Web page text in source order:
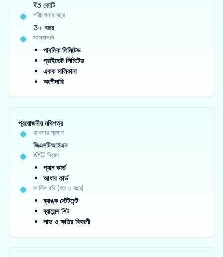
₹3 কোটি
পরিচালনার বছর
3+ বছর
সংস্থাগুলি
পাবলিক লিমিটেড
প্রাইভেট লিমিটেড
একক মালিকানা
অংশীদারি
প্রয়োজনীয় নথিপত্র
ব্যবসার প্রমাণ
জিএসটিআইএন
KYC বিবরণ
প্যান কার্ড
আধার কার্ড
আর্থিক নথি (গত ৩ বছর)
ব্যাঙ্ক স্টেটমেন্ট
ব্যালেন্স শিট
লাভ ও ক্ষতির বিবরণী